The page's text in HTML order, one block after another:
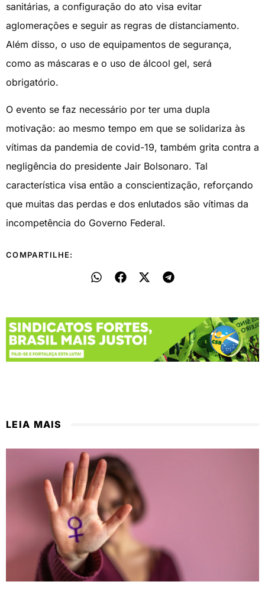
sanitárias, a configuração do ato visa evitar
aglomerações e seguir as regras de distanciamento.
Além disso, o uso de equipamentos de segurança,
como as máscaras e o uso de álcool gel, será
obrigatório.
O evento se faz necessário por ter uma dupla
motivação: ao mesmo tempo em que se solidariza às
vítimas da pandemia de covid-19, também grita contra a
negligência do presidente Jair Bolsonaro. Tal
característica visa então a conscientização, reforçando
que muitas das perdas e dos enlutados são vítimas da
incompetência do Governo Federal.
COMPARTILHE:
LEIA MAIS